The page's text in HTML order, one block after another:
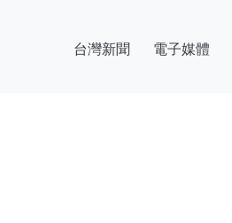
台灣新聞 電子媒體